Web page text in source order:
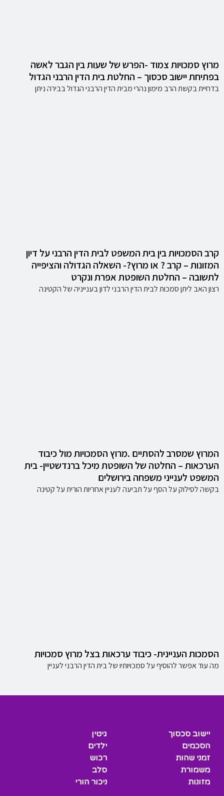
מרוץ סמכויות צמוד -הפרש של שעות בין הגבר לאשה
בפתיחת יישוב סכסוך – החלטת בית הדין הרבני הגדול
בדחיית בקשת הרב מימון נהרי מבית הדין הרבני הגדול בבירה ניתן
קרב הסמכויות בין בית המשפט לבית הדין הרבני על דיון
המזונות – קרב ? או מרוץ?- השאלה הגדולה והציפייה
לתשובה – החלטת השופטת אפרת ונקרט
רצון האב ליתן סמכות לבית הדין הרבני לדון בענייניה של הקטינה
המרוץ שמסרב להסתיים .מרוץ הסמכויות מול כיבוד
הערכאות – החלטה של השופטת מיכל ברנדשטיין- בית
המשפט לענייני משפחה בירושלים
בקשה לסילוק על הסף על תביעה לעניין אחריות הורית על קטינה
הסמכות העניינית- כיבוד ערכאות בצל מרוץ סמכויות
מה עוד אפשר להוסיף על סמכויותיו של בית הדין הרבני לעניין
יישוב סכסוך
הסכמים
זמני שהות
משמורת
מזונות
גיטין
ילדים
רכוש
סלב
ניכור הורי